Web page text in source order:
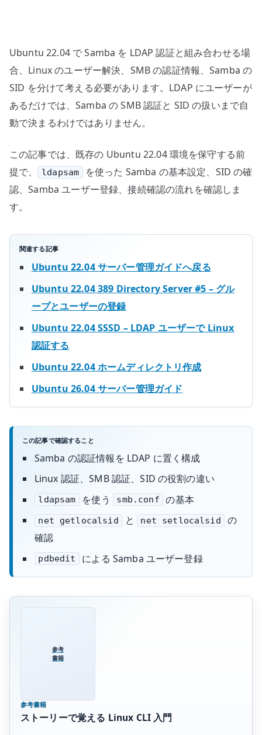
Ubuntu 22.04 で Samba を LDAP 認証と組み合わせる場
合、Linux のユーザー解決、SMB の認証情報、Samba の
SID を分けて考える必要があります。LDAP にユーザーが
あるだけでは、Samba の SMB 認証と SID の扱いまで自
動で決まるわけではありません。
この記事では、既存の Ubuntu 22.04 環境を保守する前
提で、
ldapsam
を使った Samba の基本設定、SID の確
認、Samba ユーザー登録、接続確認の流れを確認しま
す。
関連する記事
Ubuntu 22.04 サーバー管理ガイドへ戻る
Ubuntu 22.04 389 Directory Server #5 – グル
ープとユーザーの登録
Ubuntu 22.04 SSSD – LDAP ユーザーで Linux
認証する
Ubuntu 22.04 ホームディレクトリ作成
Ubuntu 26.04 サーバー管理ガイド
この記事で確認すること
Samba の認証情報を LDAP に置く構成
Linux 認証、SMB 認証、SID の役割の違い
ldapsam を使う smb.conf の基本
net getlocalsid と net setlocalsid
の
確認
pdbedit による Samba ユーザー登録
参考
書籍
参考書籍
ストーリーで覚える Linux CLI 入門